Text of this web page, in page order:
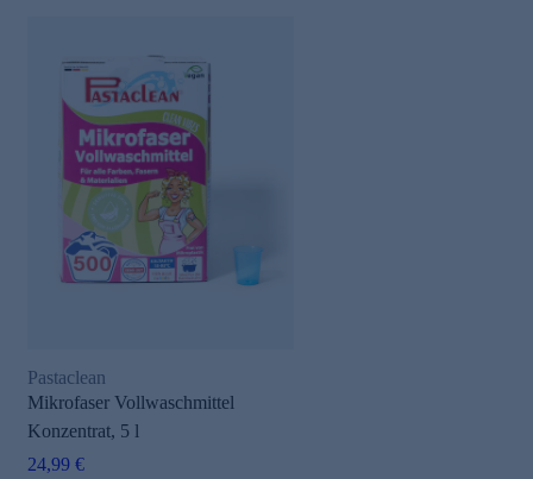
Pastaclean
Mikrofaser Vollwaschmittel
Konzentrat, 5 l
24,99 €